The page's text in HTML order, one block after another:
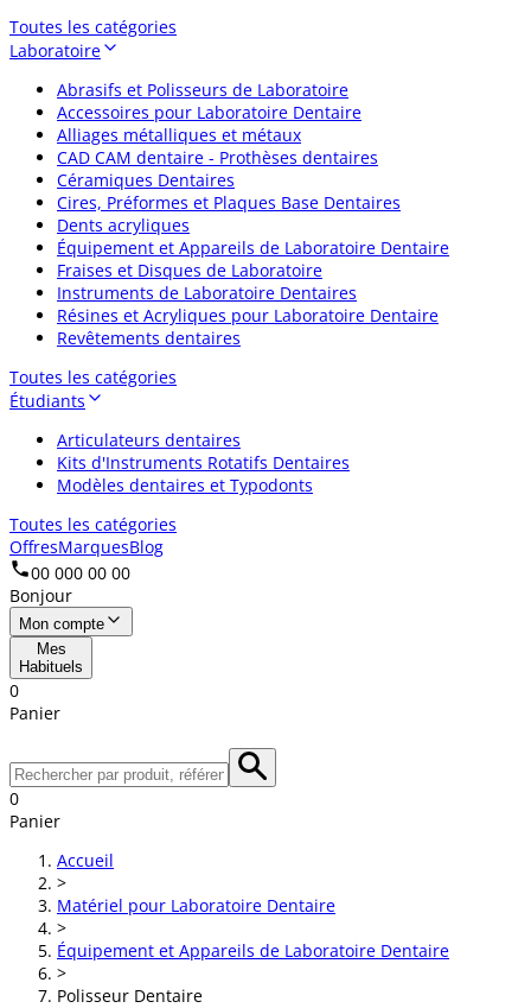
Toutes les catégories
Laboratoire
Abrasifs et Polisseurs de Laboratoire
Accessoires pour Laboratoire Dentaire
Alliages métalliques et métaux
CAD CAM dentaire - Prothèses dentaires
Céramiques Dentaires
Cires, Préformes et Plaques Base Dentaires
Dents acryliques
Équipement et Appareils de Laboratoire Dentaire
Fraises et Disques de Laboratoire
Instruments de Laboratoire Dentaires
Résines et Acryliques pour Laboratoire Dentaire
Revêtements dentaires
Toutes les catégories
Étudiants
Articulateurs dentaires
Kits d'Instruments Rotatifs Dentaires
Modèles dentaires et Typodonts
Toutes les catégories
OffresMarquesBlog
00 000 00 00
Bonjour
Mon compte
Mes
Habituels
0
Panier
0
Panier
Accueil
>
Matériel pour Laboratoire Dentaire
>
Équipement et Appareils de Laboratoire Dentaire
>
Polisseur Dentaire